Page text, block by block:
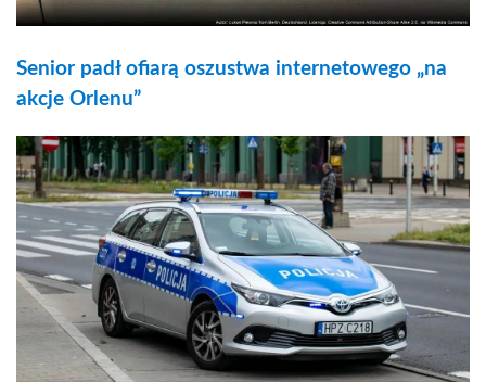
Senior padł ofiarą oszustwa internetowego „na
akcje Orlenu”